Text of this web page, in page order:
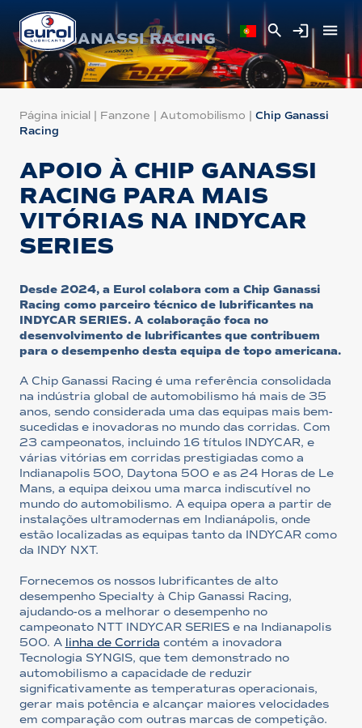
CHIP GANASSI RACING
Página inicial | Fanzone | Automobilismo | Chip Ganassi
Racing
APOIO À CHIP GANASSI
RACING PARA MAIS
VITÓRIAS NA INDYCAR
SERIES
Desde 2024, a Eurol colabora com a Chip Ganassi
Racing como parceiro técnico de lubrificantes na
INDYCAR SERIES. A colaboração foca no
desenvolvimento de lubrificantes que contribuem
para o desempenho desta equipa de topo americana.
A Chip Ganassi Racing é uma referência consolidada
na indústria global de automobilismo há mais de 35
anos, sendo considerada uma das equipas mais bem-
sucedidas e inovadoras no mundo das corridas. Com
23 campeonatos, incluindo 16 títulos INDYCAR, e
várias vitórias em corridas prestigiadas como a
Indianapolis 500, Daytona 500 e as 24 Horas de Le
Mans, a equipa deixou uma marca indiscutível no
mundo do automobilismo. A equipa opera a partir de
instalações ultramodernas em Indianápolis, onde
estão localizadas as equipas tanto da INDYCAR como
da INDY NXT.
Fornecemos os nossos lubrificantes de alto
desempenho Specialty à Chip Ganassi Racing,
ajudando-os a melhorar o desempenho no
campeonato NTT INDYCAR SERIES e na Indianapolis
500. A linha de Corrida contém a inovadora
Tecnologia SYNGIS, que tem demonstrado no
automobilismo a capacidade de reduzir
significativamente as temperaturas operacionais,
gerar mais potência e alcançar maiores velocidades
em comparação com outras marcas de competição.